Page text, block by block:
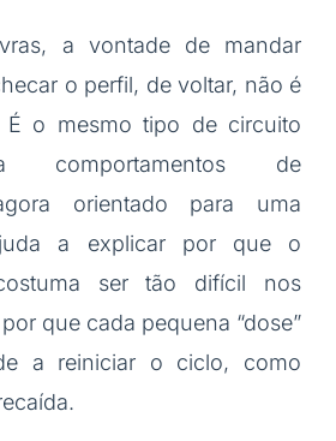
a vontade de mandar
o perfil, de voltar, não é
É o mesmo tipo de circuito
comportamentos de
orientado para uma
a explicar por que o
ser tão difícil nos
que cada pequena “dose”
a reiniciar o ciclo, como